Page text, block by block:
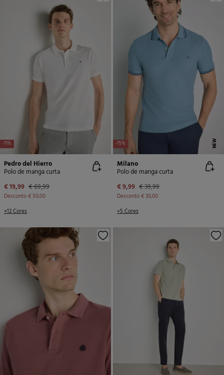
-71%
Pedro del Hierro
Polo de manga curta
€ 19,99 € 69,99
Desconto€ 50,00
+12 Cores
-75% NEW
Milano
Polo de manga curta
€ 9,99 € 39,99
Desconto€ 30,00
+5 Cores